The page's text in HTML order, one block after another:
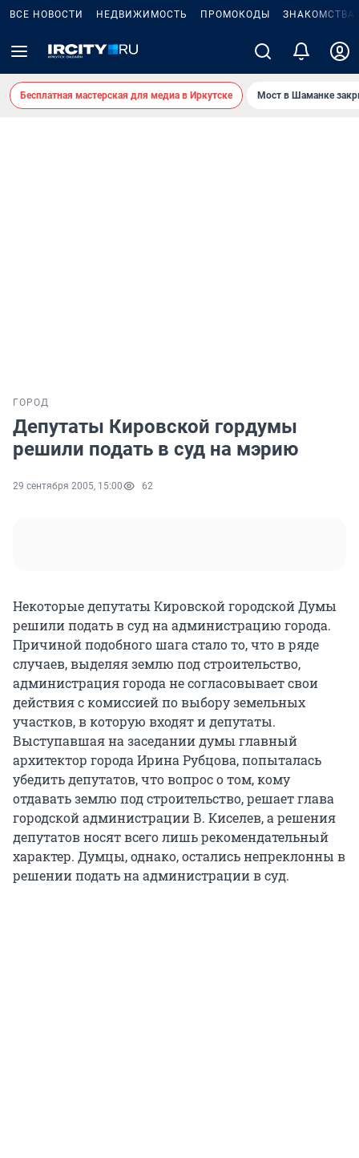
ВСЕ НОВОСТИ НЕДВИЖИМОСТЬ ПРОМОКОДЫ ЗНАКОМСТВА
Бесплатная мастерская для медиа в Иркутске Мост в Шаманке
ГОРОД
Депутаты Кировской гордумы
решили подать в суд на мэрию
29 сентября 2005, 15:00 62
Некоторые депутаты Кировской городской Думы
решили подать в суд на администрацию города.
Причиной подобного шага стало то, что в ряде
случаев, выделяя землю под строительство,
администрация города не согласовывает свои
действия с комиссией по выбору земельных
участков, в которую входят и депутаты.
Выступавшая на заседании думы главный
архитектор города Ирина Рубцова, попыталась
убедить депутатов, что вопрос о том, кому
отдавать землю под строительство, решает глава
городской администрации В. Киселев, а решения
депутатов носят всего лишь рекомендательный
характер. Думцы, однако, остались непреклонны в
решении подать на администрации в суд.